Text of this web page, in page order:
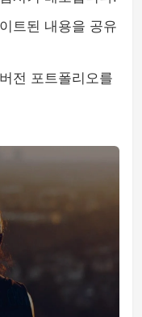
트된 내용을 공유
전 포트폴리오를